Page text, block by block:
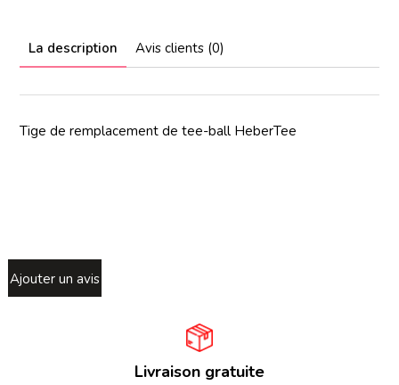
La description Avis clients (0)
Tige de remplacement de tee-ball HeberTee
Ajouter un avis
Livraison gratuite